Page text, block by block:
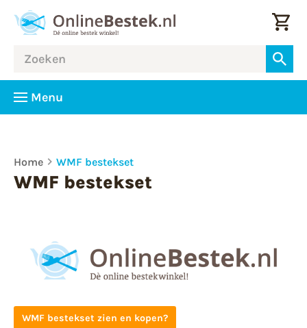
Menu
Home WMF bestekset
WMF bestekset
WMF bestekset zien en kopen?